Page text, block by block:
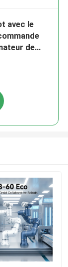
avec le
de